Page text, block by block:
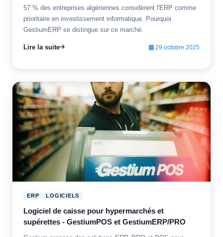
57 % des entreprises algériennes considèrent l'ERP comme
prioritaire en investissement informatique. Pourquoi
GestiumERP se distingue sur ce marché.
Lire la suite 29 octobre 2025
ERP LOGICIELS
Logiciel de caisse pour hypermarchés et
supérettes - GestiumPOS et GestiumERP/PRO